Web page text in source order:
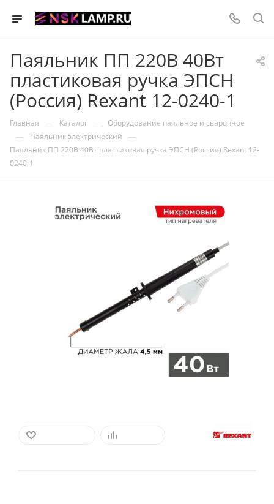
Паяльник ПП 220В 40Вт
пластиковая ручка ЭПСН
(Россия) Rexant 12-0240-1
Главная — Каталог — Оборудование паяльное и сварочное
— Паяльник электрический —
Паяльник ПП 220В 40Вт пластиковая ручка ЭПСН (Россия) Rexant 12-
0240-1